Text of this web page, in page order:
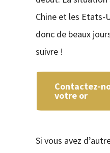
Chine et les Etats-
donc de beaux
suivre !
Contactez-
votre or
Si vous avez